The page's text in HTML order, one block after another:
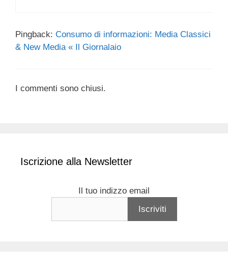
Pingback: Consumo di informazioni: Media Classici
& New Media « Il Giornalaio
I commenti sono chiusi.
Iscrizione alla Newsletter
Il tuo indizzo email